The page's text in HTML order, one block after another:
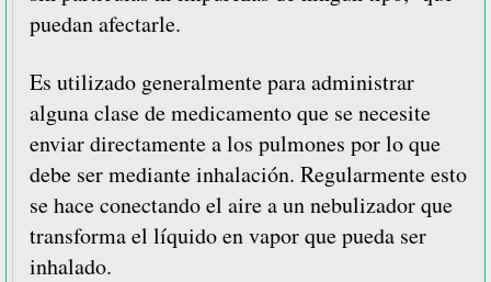
puedan afectarle.
Es utilizado generalmente para administrar
alguna clase de medicamento que se necesite
enviar directamente a los pulmones por lo que
debe ser mediante inhalación. Regularmente esto
se hace conectando el aire a un nebulizador que
transforma el líquido en vapor que pueda ser
inhalado.